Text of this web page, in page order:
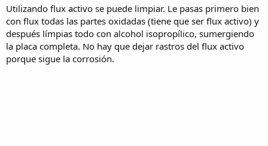
Utilizando flux activo se puede limpiar. Le pasas primero bien
con flux todas las partes oxidadas (tiene que ser flux activo) y
después límpias todo con alcohol isopropílico, sumergiendo
la placa completa. No hay que dejar rastros del flux activo
porque sigue la corrosión.